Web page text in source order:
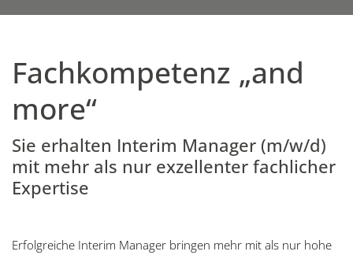
Fachkompetenz „and
more“
Sie erhalten Interim Manager (m/w/d)
mit mehr als nur exzellenter fachlicher
Expertise
Erfolgreiche Interim Manager bringen mehr mit als nur hohe